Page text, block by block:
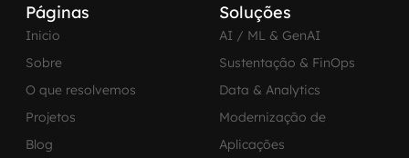
Páginas
Inicio
Sobre
O que resolvemos
Projetos
Blog
Soluções
AI / ML & GenAI
Sustentação & FinOps
Data & Analytics
Modernização de
Aplicações